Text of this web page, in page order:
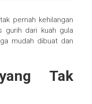
pernah kehilangan
gurih dari kuah gula
mudah dibuat dan
Tak